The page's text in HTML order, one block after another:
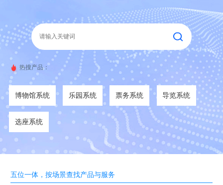
热搜产品：
博物馆系统 乐园系统 票务系统 导览系统
选座系统
五位一体，按场景查找产品与服务